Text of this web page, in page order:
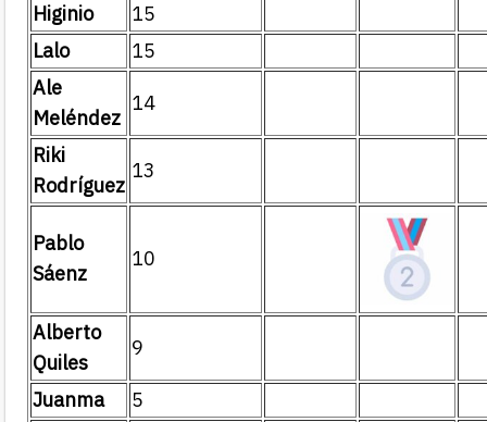
Higinio
15
Lalo
15
Ale
Meléndez
14
Riki
Rodríguez
13
Pablo
Sáenz
10
Alberto
Quiles
9
Juanma
5